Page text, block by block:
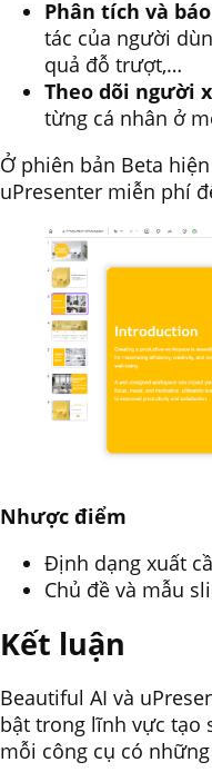
Phân tích và
tác của người
quả đỗ trượt,…
Theo dõi người
từng cá nhân ở
Ở phiên bản Beta
uPresenter miễn phí
Nhược điểm
Định dạng xuất
Chủ đề và mẫu
Kết luận
Beautiful AI và
bật trong lĩnh vực tạo
mỗi công cụ có